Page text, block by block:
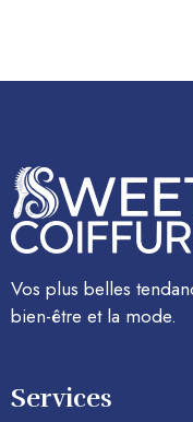
Vos plus belles
bien-être et la mode.
Services